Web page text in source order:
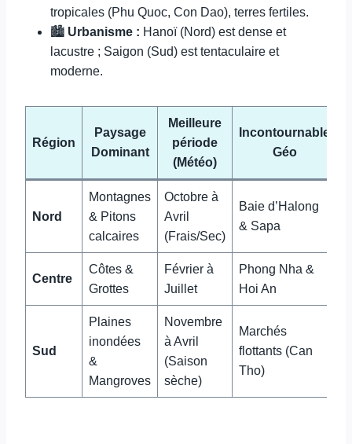
tropicales (Phu Quoc, Con Dao), terres fertiles.
🏙️ Urbanisme : Hanoï (Nord) est dense et
lacustre ; Saigon (Sud) est tentaculaire et
moderne.
Région
Paysage
Dominant
Meilleure
période
(Météo)
Incontournable
Géo
Nord
Montagnes
& Pitons
calcaires
Octobre à
Avril
(Frais/Sec)
Baie d’Halong
& Sapa
Centre
Côtes &
Grottes
Février à
Juillet
Phong Nha &
Hoi An
Sud
Plaines
inondées
&
Mangroves
Novembre
à Avril
(Saison
sèche)
Marchés
flottants (Can
Tho)